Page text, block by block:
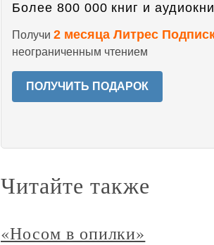
Более 800 000 книг и
Получи 2 месяца Литрес
неограниченным чтением
ПОЛУЧИТЬ ПОДАРОК
Читайте также
«Носом в опилки»